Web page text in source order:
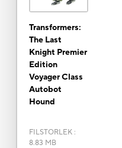
Transformers:
The Last
Knight Premier
Edition
Voyager Class
Autobot
Hound
FILSTORLEK:
8.83 MB